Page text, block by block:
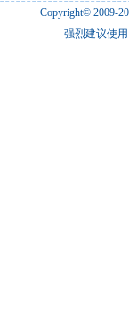
Copyright© 2009-
强烈建议使